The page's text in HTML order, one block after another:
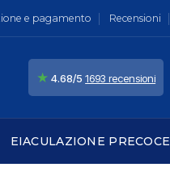
e pagamento Recensioni
★ 4.68/5 1693 recensioni
EIACULAZIONE PRECOCE